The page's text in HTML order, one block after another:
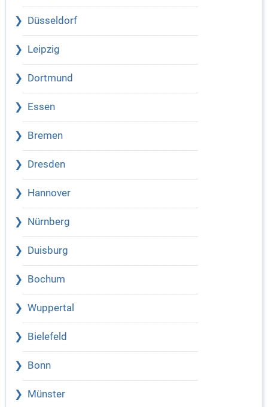
Düsseldorf
Leipzig
Dortmund
Essen
Bremen
Dresden
Hannover
Nürnberg
Duisburg
Bochum
Wuppertal
Bielefeld
Bonn
Münster